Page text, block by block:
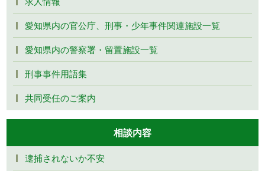
愛知県内の官公庁、刑事・少年事件関連施設一覧
愛知県内の警察署・留置施設一覧
刑事事件用語集
共同受任のご案内
相談内容
逮捕されないか不安